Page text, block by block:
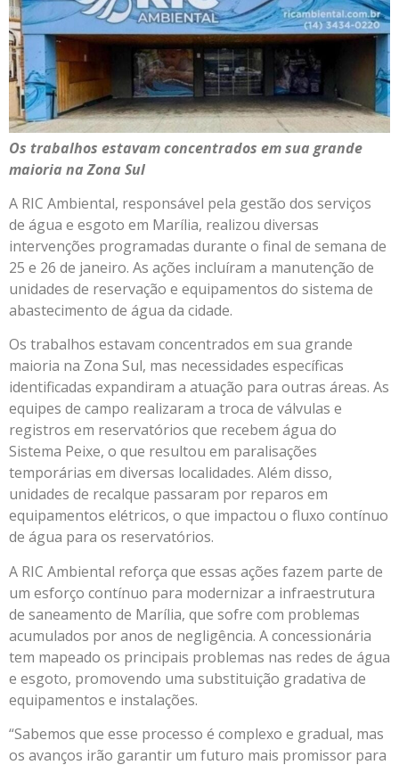
Os trabalhos estavam concentrados em sua grande
maioria na Zona Sul
A RIC Ambiental, responsável pela gestão dos serviços
de água e esgoto em Marília, realizou diversas
intervenções programadas durante o final de semana de
25 e 26 de janeiro. As ações incluíram a manutenção de
unidades de reservação e equipamentos do sistema de
abastecimento de água da cidade.
Os trabalhos estavam concentrados em sua grande
maioria na Zona Sul, mas necessidades específicas
identificadas expandiram a atuação para outras áreas. As
equipes de campo realizaram a troca de válvulas e
registros em reservatórios que recebem água do
Sistema Peixe, o que resultou em paralisações
temporárias em diversas localidades. Além disso,
unidades de recalque passaram por reparos em
equipamentos elétricos, o que impactou o fluxo contínuo
de água para os reservatórios.
A RIC Ambiental reforça que essas ações fazem parte de
um esforço contínuo para modernizar a infraestrutura
de saneamento de Marília, que sofre com problemas
acumulados por anos de negligência. A concessionária
tem mapeado os principais problemas nas redes de água
e esgoto, promovendo uma substituição gradativa de
equipamentos e instalações.
“Sabemos que esse processo é complexo e gradual, mas
os avanços irão garantir um futuro mais promissor para